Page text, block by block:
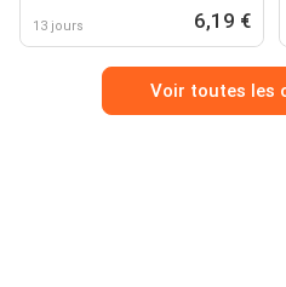
13 jours 6,19 €
Voir toutes les